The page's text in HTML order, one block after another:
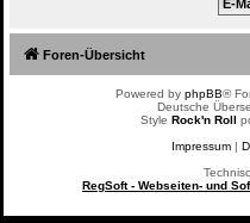
Foren-Übersicht
Powered by phpBB®
Deutsche
Style Rock'n Roll
Impressum |
RegSoft - Webseiten- und